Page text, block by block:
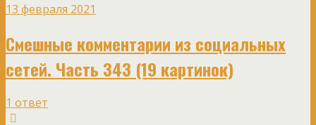
13 февраля 2021
Смешные комментарии из социальных
сетей. Часть 343 (19 картинок)
1 ответ